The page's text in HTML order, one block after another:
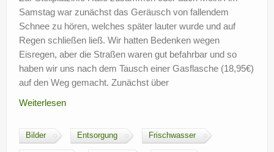
Samstag war zunächst das Geräusch von fallendem
Schnee zu hören, welches später lauter wurde und auf
Regen schließen ließ. Wir hatten Bedenken wegen
Eisregen, aber die Straßen waren gut befahrbar und so
haben wir uns nach dem Tausch einer Gasflasche (18,95€)
auf den Weg gemacht. Zunächst über
Weiterlesen
Bilder Entsorgung Frischwasser